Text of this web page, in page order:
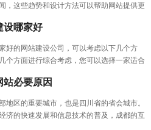
，这些趋势和设计方法可以帮助网站提供更
设哪家好
好的网站建设公司，可以考虑以下几个方
个方面进行综合考虑，您可以选择一家适合
站必要原因
地区的重要城市，也是四川省的省会城市。
济的快速发展和信息技术的普及，成都的互